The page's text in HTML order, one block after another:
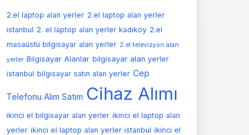
2.el laptop alan yerler 2.el laptop alan yerler
istanbul 2. el laptop alan yerler kadıköy 2.el
masaüstü bilgisayar alan yerler 2.el televizyon alan
yerler Bilgisayar Alanlar bilgisayar alan yerler
istanbul bilgisayar satın alan yerler Cep
Telefonu Alım Satım Cihaz Alımı
ikinci el bilgisayar alan yerler ikinci el laptop alan
yerler ikinci el laptop alan yerler istanbul ikinci el